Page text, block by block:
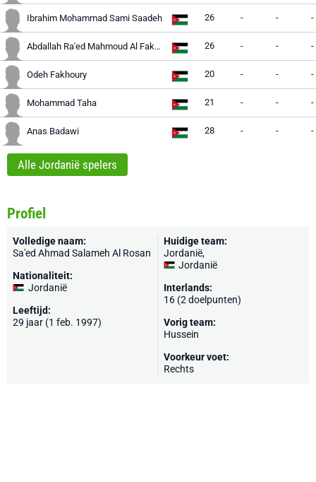
Ibrahim Mohammad Sami Saadeh 26 - - -
Abdallah Ra'ed Mahmoud Al Fakhouri 26 - - -
Odeh Fakhoury 20 - - -
Mohammad Taha 21 - - -
Anas Badawi 28 - - -
Alle Jordanië spelers
Profiel
Volledige naam:
Sa'ed Ahmad Salameh Al Rosan
Nationaliteit:
Jordanië
Leeftijd:
29 jaar (1 feb. 1997)
Huidige team:
Jordanië,
Jordanië
Interlands:
16 (2 doelpunten)
Vorig team:
Hussein
Voorkeur voet:
Rechts